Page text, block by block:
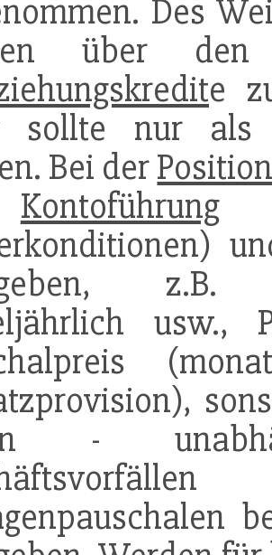
Des
über
e
sollte nur als
Bei der
Kontoführung
z.B.
usw.,
-